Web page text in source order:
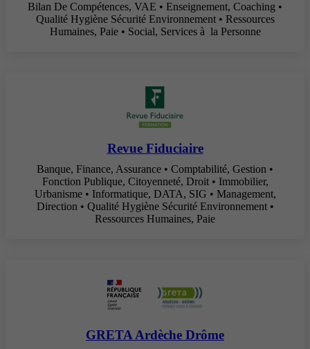
Bilan De Compétences, VAE • Enseignement, Coaching •
Qualité Hygiène Sécurité Environnement • Ressources
Humaines, Paie • Social, Services à la Personne
Revue Fiduciaire
Banque, Finance, Assurance • Comptabilité, Gestion •
Fonction Publique, Citoyenneté, Droit • Immobilier,
Urbanisme • Informatique, DATA, SIG • Management,
Direction • Qualité Hygiène Sécurité Environnement •
Ressources Humaines, Paie
GRETA Ardèche Drôme